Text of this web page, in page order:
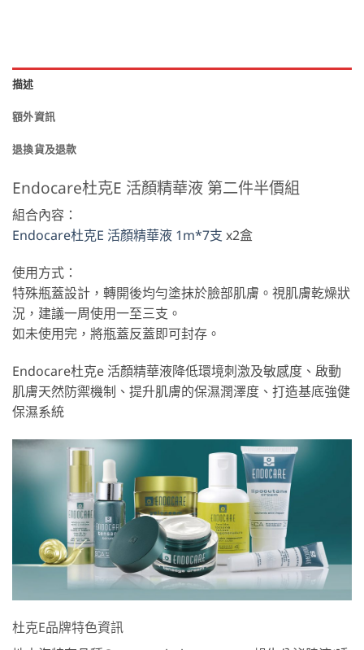
描述
額外資訊
退換貨及退款
Endocare杜克E 活顏精華液 第二件半價組
組合內容：
Endocare杜克E 活顏精華液 1m*7支 x2盒
使用方式：
特殊瓶蓋設計，轉開後均勻塗抹於臉部肌膚。視肌膚乾燥狀
況，建議一周使用一至三支。
如未使用完，將瓶蓋反蓋即可封存。
Endocare杜克e 活顏精華液降低環境刺激及敏感度、啟動
肌膚天然防禦機制、提升肌膚的保濕潤澤度、打造基底強健
保濕系統
杜克E品牌特色資訊